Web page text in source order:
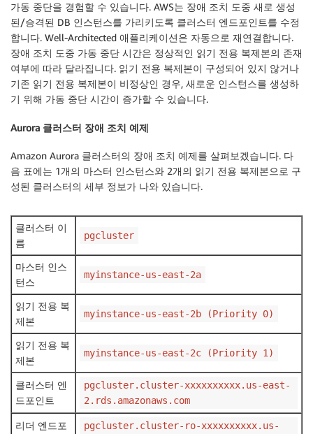
가동 중단을 경험할 수 있습니다. AWS는 장애 조치 도중 새로 생성
된/승격된 DB 인스턴스를 가리키도록 클러스터 엔드포인트를 수정
합니다. Well-Architected 애플리케이션은 자동으로 재연결합니다.
장애 조치 도중 가동 중단 시간은 정상적인 읽기 전용 복제본의 존재
여부에 따라 달라집니다. 읽기 전용 복제본이 구성되어 있지 않거나
기존 읽기 전용 복제본이 비정상인 경우, 새로운 인스턴스를 생성하
기 위해 가동 중단 시간이 증가할 수 있습니다.
Aurora 클러스터 장애 조치 예제
Amazon Aurora 클러스터의 장애 조치 예제를 살펴보겠습니다. 다
음 표에는 1개의 마스터 인스턴스와 2개의 읽기 전용 복제본으로 구
성된 클러스터의 세부 정보가 나와 있습니다.
클러스터 이
름
pgcluster
마스터 인스
턴스
myinstance-us-east-2a
읽기 전용 복
제본
myinstance-us-east-2b (Priority 0)
읽기 전용 복
제본
myinstance-us-east-2c (Priority 1)
클러스터 엔
드포인트
pgcluster.cluster-xxxxxxxxxx.us-east-
2.rds.amazonaws.com
리더 엔드포
pgcluster.cluster-ro-xxxxxxxxxx.us-